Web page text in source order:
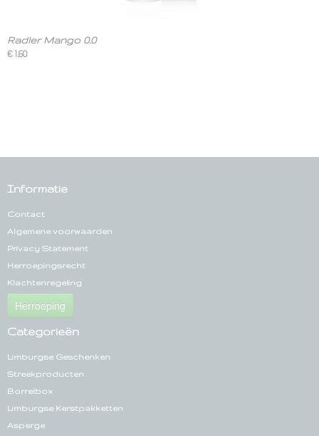
Radler Mango 0.0
€ 1,60
Informatie
Contact
Algemene voorwaarden
Privacy Statement
Herroepingsrecht
Klachtenregeling
Herroeping
Categorieën
Limburgse Geschenken
Streekproducten
Borrelbox
Limburgse Kerstpakketten
Asperge